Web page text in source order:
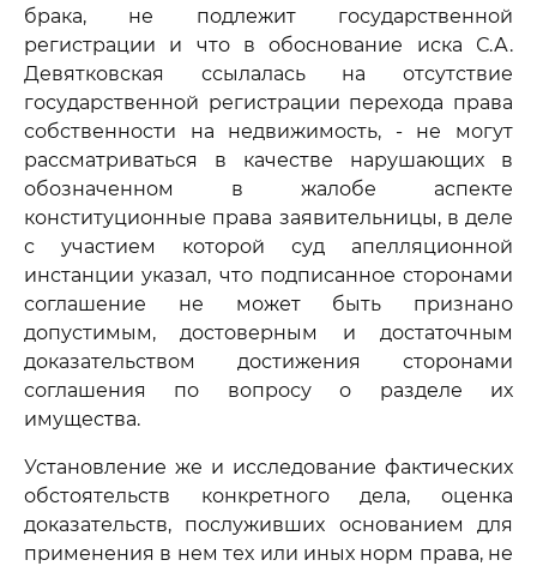
брака, не подлежит государственной
регистрации и что в обоснование иска С.А.
Девятковская ссылалась на отсутствие
государственной регистрации перехода права
собственности на недвижимость, - не могут
рассматриваться в качестве нарушающих в
обозначенном в жалобе аспекте
конституционные права заявительницы, в деле
с участием которой суд апелляционной
инстанции указал, что подписанное сторонами
соглашение не может быть признано
допустимым, достоверным и достаточным
доказательством достижения сторонами
соглашения по вопросу о разделе их
имущества.
Установление же и исследование фактических
обстоятельств конкретного дела, оценка
доказательств, послуживших основанием для
применения в нем тех или иных норм права, не